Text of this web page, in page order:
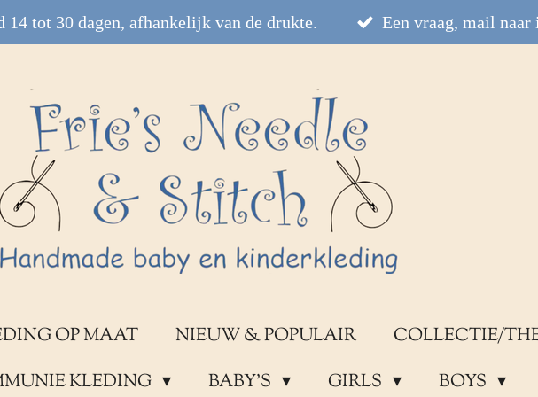
14 tot 30 dagen, afhankelijk van de drukte. Een vraag, mail
OP MAAT NIEUW & POPULAIR
COLLECTIE/
KLEDING
BABY'S GIRLS
BOYS